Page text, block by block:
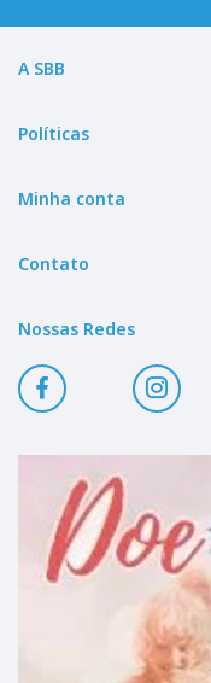
A SBB
Políticas
Minha conta
Contato
Nossas Redes